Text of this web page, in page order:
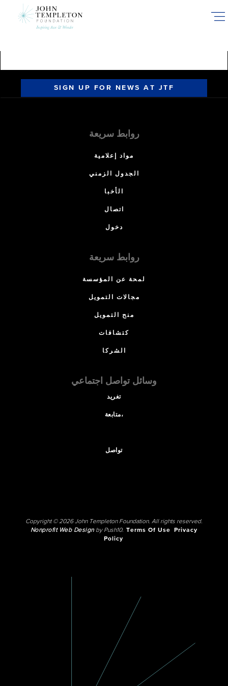
SIGN UP FOR NEWS AT JTF
روابط سريعة
مواد إعلامية
الجدول الزمني
الأخبا
اتصال
دخول
روابط سريعة
لمحة عن المؤسسة
مجالات التمويل
منح التمويل
كتشافات
الشركا
وسائل تواصل اجتماعي
تغريد
متابعة،
تواصل
Copyright © 2026 John Templeton Foundation. All rights reserved.
Nonprofit Web Designby Push10. Terms Of Use
Privacy
Policy